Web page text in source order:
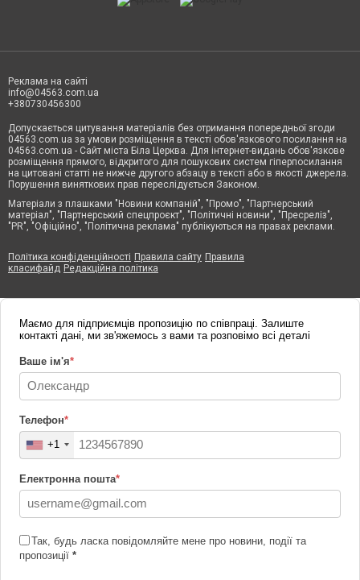
Реклама на сайті
info@04563.com.ua
+380730456300
Допускається цитування матеріалів без отримання попередньої згоди
04563.com.ua за умови розміщення в тексті обов'язкового посилання на
04563.com.ua - Сайт міста Біла Церква. Для інтернет-видань обов'язкове
розміщення прямого, відкритого для пошукових систем гіперпосилання
на цитовані статті не нижче другого абзацу в тексті або в якості джерела.
Порушення виняткових прав переслідується Законом.
Матеріали з плашками "Новини компаній", "Промо", "Партнерський
матеріал", "Партнерський спецпроєкт", "Політичні новини", "Пресреліз",
"PR", "Офіційно", "Політична реклама" публікуються на правах реклами.
Політика конфіденційності Правила сайту Правила
класифайд Редакційна політика
Маємо для підприємців пропозицію по співпраці. Залиште
контакті дані, ми зв'яжемось з вами та розповімо всі деталі
Ваше ім'я*
Телефон*
+1
Електронна пошта*
Так, будь ласка повідомляйте мене про новини, події та
пропозиції *